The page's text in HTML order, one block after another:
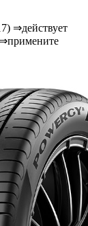
⇒действует
⇒примените